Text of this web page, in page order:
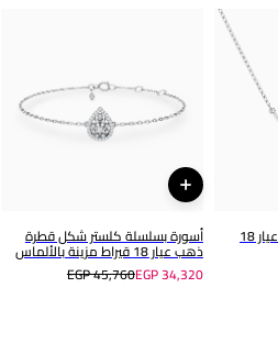
مقاس الخاتم
العلامة التجارية
لازوردي
سلسلة ذهب شكل قطرة عيار 18 أسورة بسلسلة كلستر شكل قطرة
ذهب عيار 18 قيراط مزينة بالألماس
EGP 45,760EGP 34,320